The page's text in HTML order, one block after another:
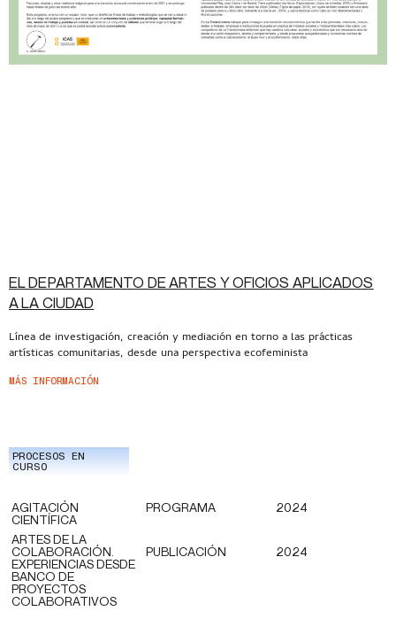
EL DEPARTAMENTO DE ARTES Y OFICIOS APLICADOS
A LA CIUDAD
Línea de investigación, creación y mediación en torno a las prácticas
artísticas comunitarias, desde una perspectiva ecofeminista
MÁS INFORMACIÓN
PROCESOS EN
CURSO
AGITACIÓN
CIENTÍFICA
PROGRAMA 2024
ARTES DE LA
COLABORACIÓN.
EXPERIENCIAS DESDE
BANCO DE
PROYECTOS
COLABORATIVOS
PUBLICACIÓN 2024